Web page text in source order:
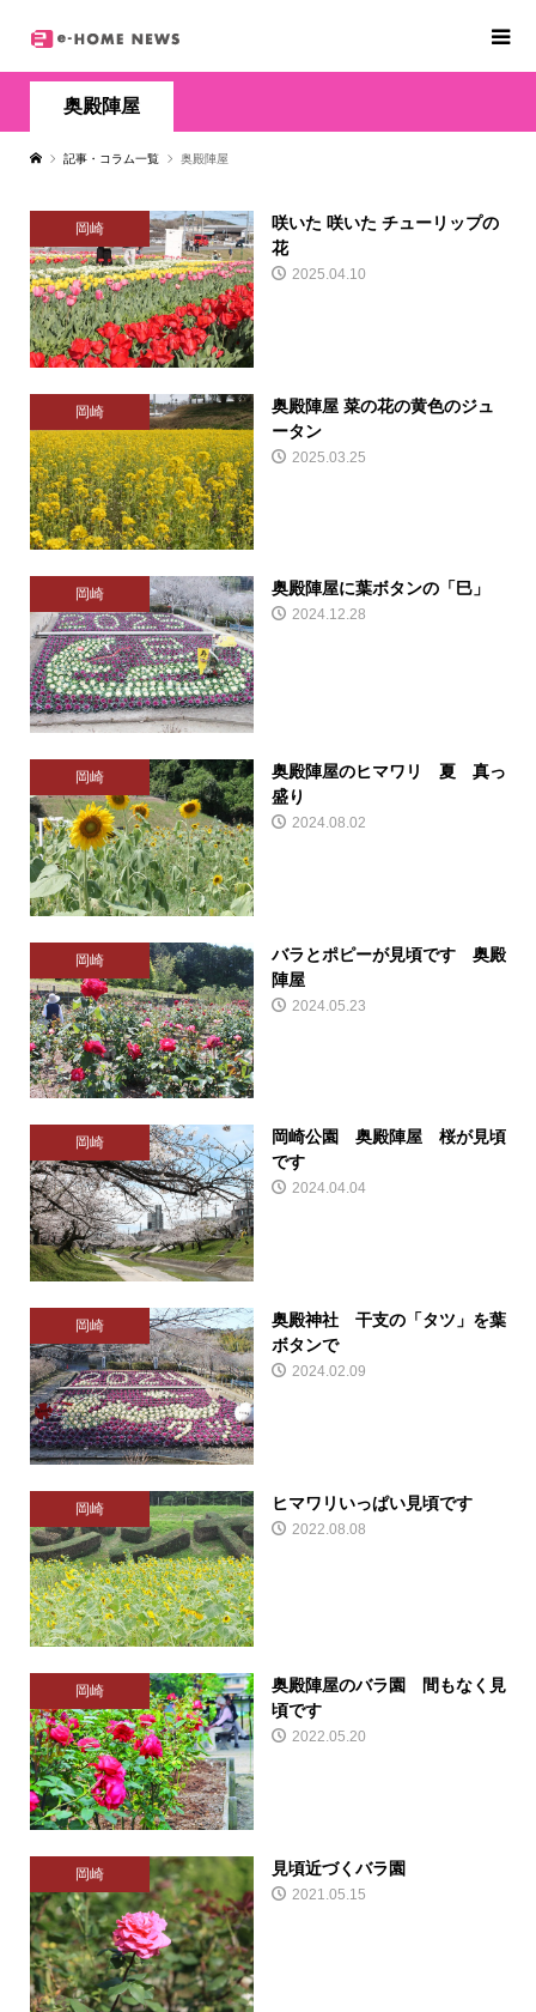
奥殿陣屋
記事・コラム一覧 奥殿陣屋
岡崎
咲いた 咲いた チューリップの
花
2025.04.10
岡崎
奥殿陣屋 菜の花の黄色のジュ
ータン
2025.03.25
岡崎 奥殿陣屋に葉ボタンの「巳」
2024.12.28
岡崎
奥殿陣屋のヒマワリ 夏 真っ
盛り
2024.08.02
岡崎
バラとポピーが見頃です 奥殿
陣屋
2024.05.23
岡崎
岡崎公園 奥殿陣屋 桜が見頃
です
2024.04.04
岡崎
奥殿神社 干支の「タツ」を葉
ボタンで
2024.02.09
岡崎 ヒマワリいっぱい見頃です
2022.08.08
岡崎
奥殿陣屋のバラ園 間もなく見
頃です
2022.05.20
岡崎 見頃近づくバラ園
2021.05.15